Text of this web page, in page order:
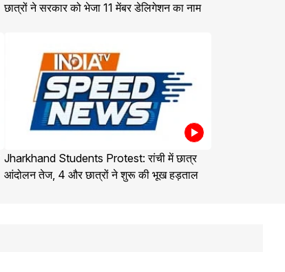
छात्रों ने सरकार को भेजा 11 मेंबर डेलिगेशन का नाम
Jharkhand Students Protest: रांची में छात्र
आंदोलन तेज, 4 और छात्रों ने शुरू की भूख हड़ताल